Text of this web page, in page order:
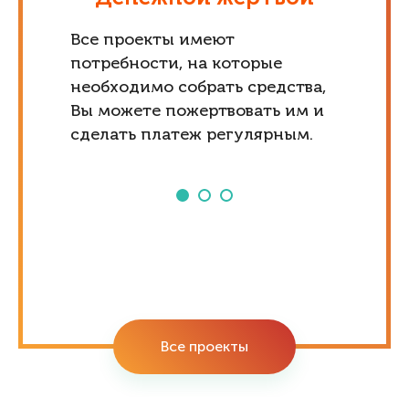
Все проекты имеют
потребности, на которые
необходимо собрать средства,
Вы можете пожертвовать им и
сделать платеж регулярным.
Все проекты